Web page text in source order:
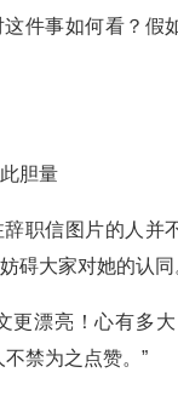
件事如何看？假
胆量
信图片的人并
碍大家对她的认同
漂亮！心有多大
禁为之点赞。”